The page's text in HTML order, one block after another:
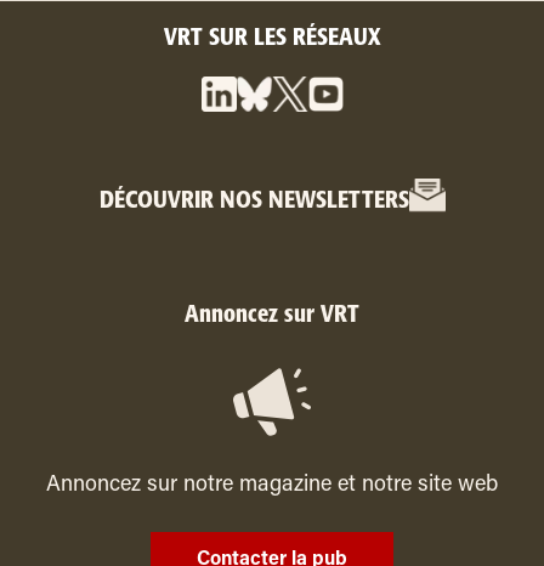
VRT SUR LES RÉSEAUX
DÉCOUVRIR NOS NEWSLETTERS
Annoncez sur VRT
Annoncez sur notre magazine et notre site web
Contacter la pub